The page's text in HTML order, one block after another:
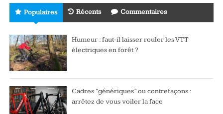
Populaires Récents Commentaires
Humeur : faut-il laisser rouler les VTT
électriques en forêt ?
Cadres “génériques” ou contrefaçons :
arrêtez de vous voiler la face